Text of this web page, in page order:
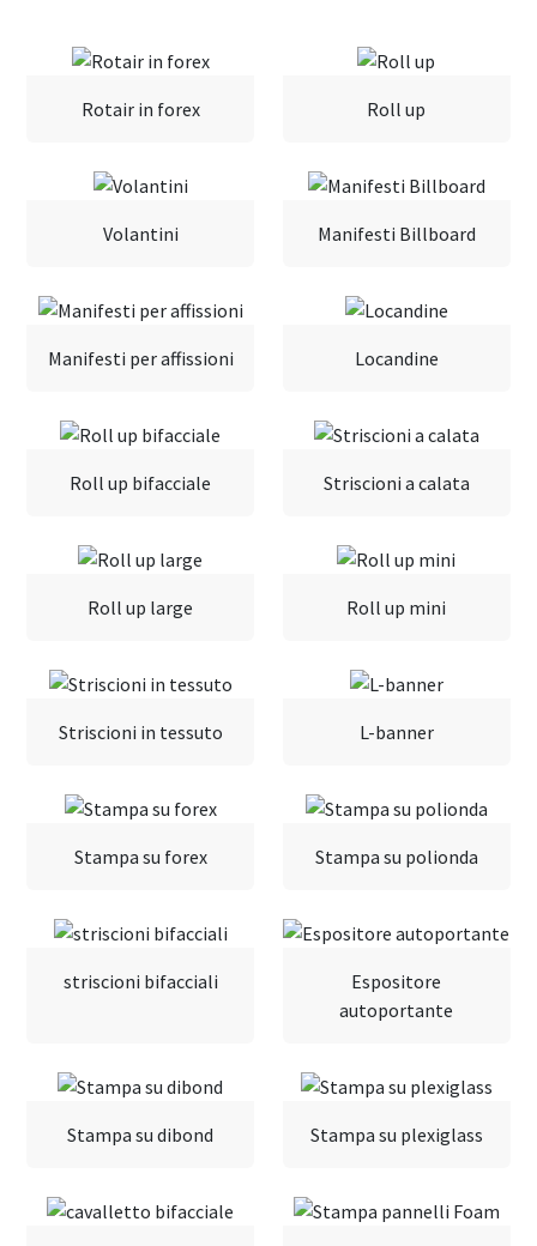
Rotair in forex Roll up
Volantini Manifesti Billboard
Manifesti per affissioni Locandine
Roll up bifacciale Striscioni a calata
Roll up large Roll up mini
Striscioni in tessuto L-banner
Stampa su forex Stampa su polionda
striscioni bifacciali
Espositore
autoportante
Stampa su dibond Stampa su plexiglass